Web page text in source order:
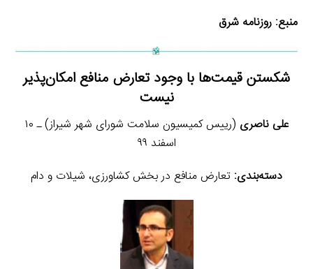
منبع: روزنامه شرق
شکستن قیمت‌ها با وجود تعارض منافع امکان‌پذیر
نیست
علی ناصری
(رییس کمیسیون سلامت شورای شهر شیراز) ـ ۱۰
اسفند ۹۹
دسته‌بندی: تعارض منافع در بخش کشاورزی، شیلات و دام